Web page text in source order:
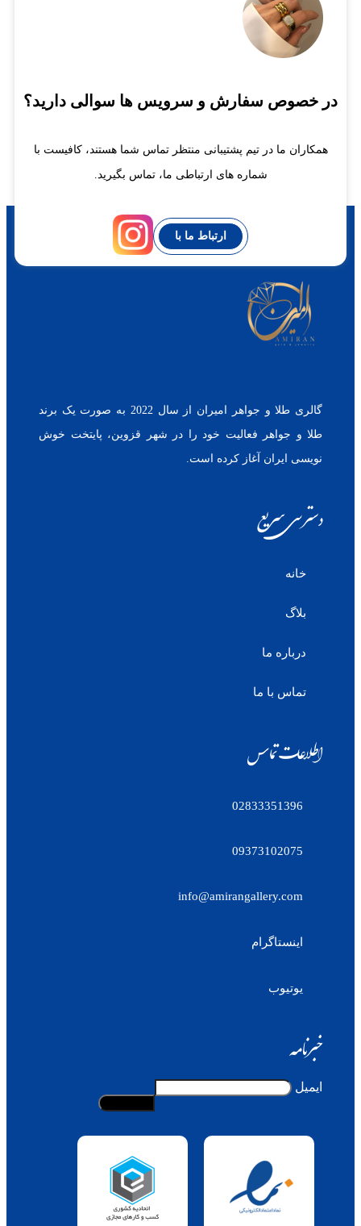
در خصوص سفارش و سرویس ها سوالی دارید؟
همکاران ما در تیم پشتیبانی منتظر تماس شما هستند، کافیست با
شماره های ارتباطی ما، تماس بگیرید.
ارتباط ما با
گالری طلا و جواهر امیران از سال 2022 به صورت یک برند
طلا و جواهر فعالیت خود را در شهر قزوین، پایتخت خوش
نویسی ایران آغاز کرده است.
دسترسی سریع
خانه
بلاگ
درباره ما
تماس با ما
اطلاعات تماس
02833351396
09373102075
info@amirangallery.com
اینستاگرام
یوتیوب
خبرنامه
ایمیل